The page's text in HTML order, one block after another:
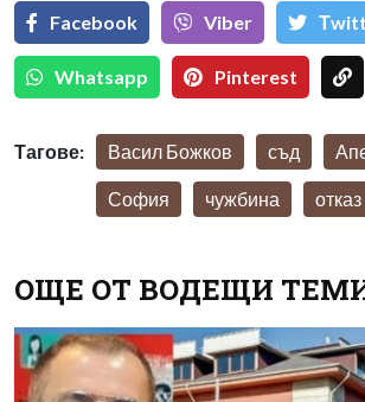
Facebook Viber
Whatsapp Pinterest
Тагове: Васил Божков съд
София чужбина отказ
ОЩЕ ОТ ВОДЕЩИ